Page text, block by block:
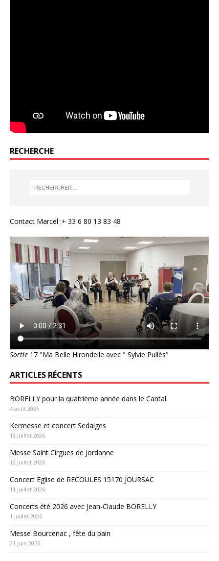
RECHERCHE
Contact Marcel :+ 33 6 80 13 83 48
Sortie 17 "Ma Belle Hirondelle avec " Sylvie Pullès"
ARTICLES RÉCENTS
BORELLY pour la quatrième année dans le Cantal.
4 août 2026
Kermesse et concert Sedaiges
13 juillet 2026
Messe Saint Cirgues de Jordanne
12 juillet 2026
Concert Eglise de RECOULES 15170 JOURSAC
11 juillet 2026
Concerts été 2026 avec Jean-Claude BORELLY
1 juillet 2026
Messe Bourcenac , fête du pain
21 juin 2026